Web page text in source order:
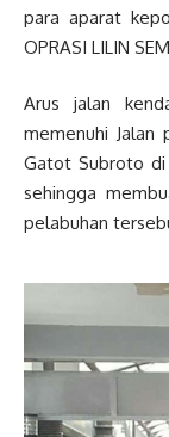
para aparat
OPRASI LILIN
Arus jalan
memenuhi
Gatot Subroto di
sehingga
pelabuhan